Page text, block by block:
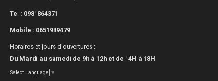
Tel : 0981864371
Mobile : 0651989479
Horaires et jours d'ouvertures :
Du Mardi au samedi de 9h à 12h et de 14H à 18H
Select Language ▼